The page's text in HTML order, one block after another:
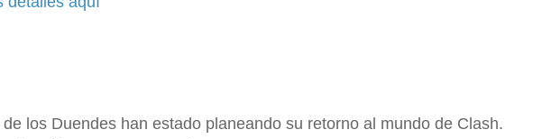
los Duendes han estado planeando su retorno al mundo de Clash.